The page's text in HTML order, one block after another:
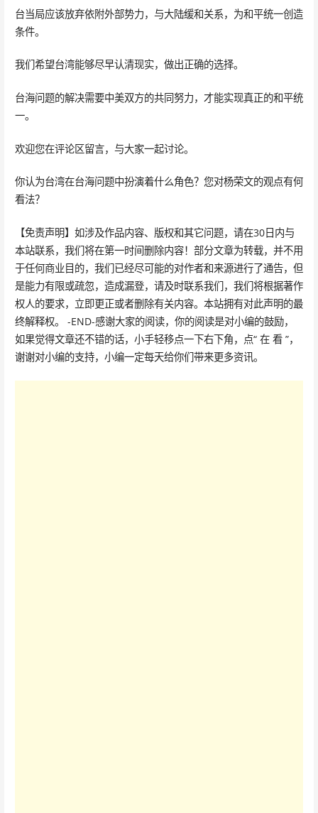
台当局应该放弃依附外部势力，与大陆缓和关系，为和平统一创造
条件。
我们希望台湾能够尽早认清现实，做出正确的选择。
台海问题的解决需要中美双方的共同努力，才能实现真正的和平统
一。
欢迎您在评论区留言，与大家一起讨论。
你认为台湾在台海问题中扮演着什么角色？您对杨荣文的观点有何
看法？
【免责声明】如涉及作品内容、版权和其它问题，请在30日内与
本站联系，我们将在第一时间删除内容！部分文章为转载，并不用
于任何商业目的，我们已经尽可能的对作者和来源进行了通告，但
是能力有限或疏忽，造成漏登，请及时联系我们，我们将根据著作
权人的要求，立即更正或者删除有关内容。本站拥有对此声明的最
终解释权。 -END-感谢大家的阅读，你的阅读是对小编的鼓励，
如果觉得文章还不错的话，小手轻移点一下右下角，点“ 在 看 ”，
谢谢对小编的支持，小编一定每天给你们带来更多资讯。